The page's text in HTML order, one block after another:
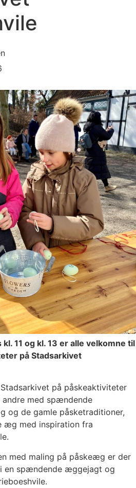
11 og kl. 13 er alle velkomne til
på Stadsarkivet
på påskeaktiviteter
med spændende
de gamle påsketraditioner,
æg med inspiration fra
med maling på påskeæg er der
en spændende æggejagt og